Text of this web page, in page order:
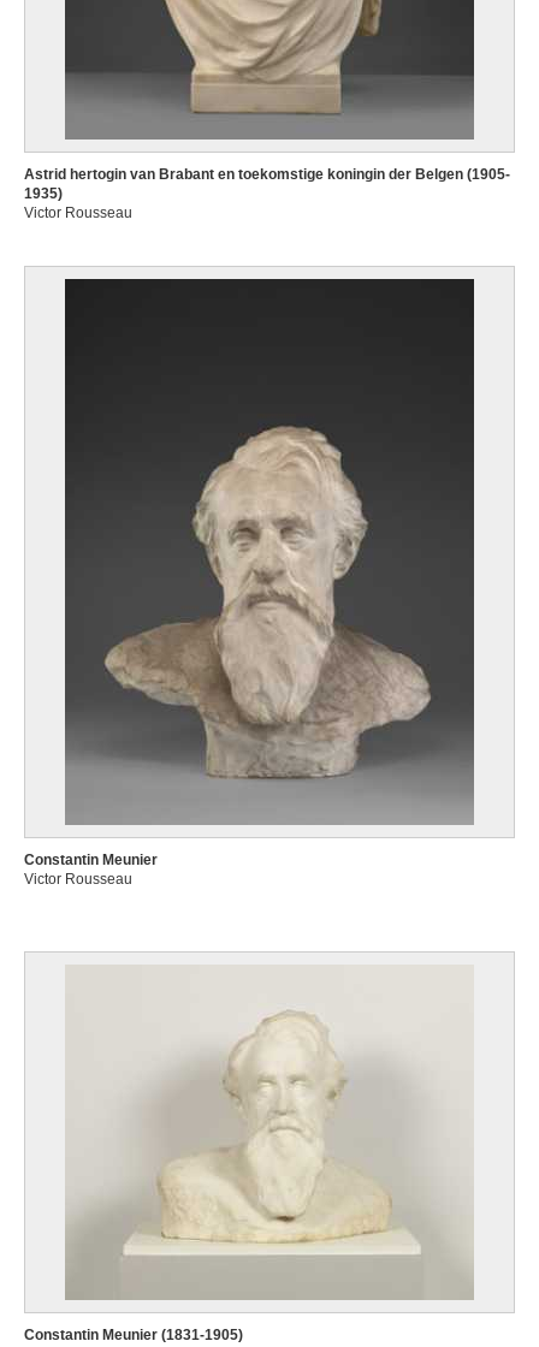
Astrid hertogin van Brabant en toekomstige koningin der Belgen (1905-
1935)
Victor Rousseau
Constantin Meunier
Victor Rousseau
Constantin Meunier (1831-1905)